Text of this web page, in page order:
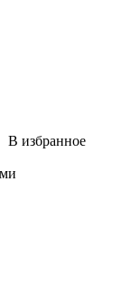
В избранное